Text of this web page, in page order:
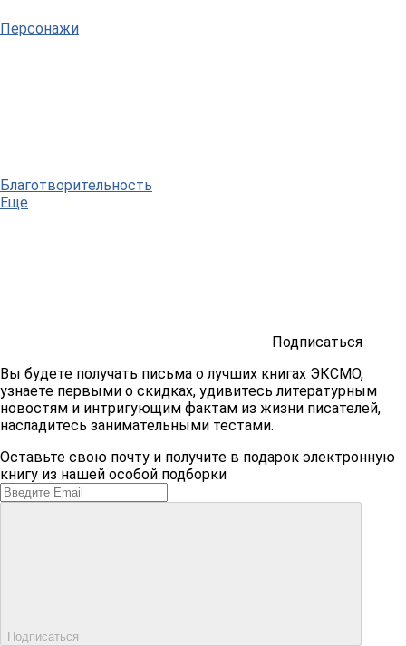
Персонажи
Благотворительность
Еще
Подписаться
Вы будете получать письма о лучших книгах ЭКСМО,
узнаете первыми о скидках, удивитесь литературным
новостям и интригующим фактам из жизни писателей,
насладитесь занимательными тестами.
Оставьте свою почту и получите в подарок электронную
книгу из нашей особой подборки
Подписаться